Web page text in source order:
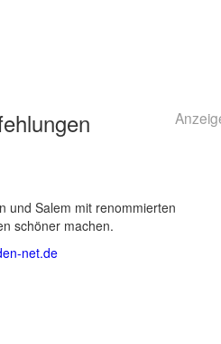
und Salem mit renommierten
schöner machen.
net.de